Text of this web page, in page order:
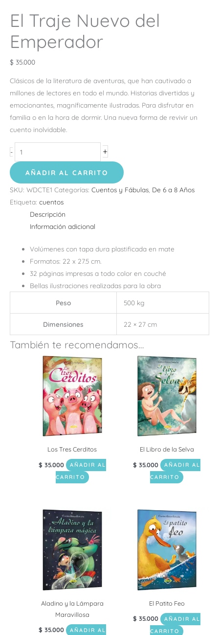
El Traje Nuevo del
Emperador
$ 35.000
Clásicos de la literatura de aventuras, que han cautivado a
millones de lectores en todo el mundo. Historias divertidas y
emocionantes, magníficamente ilustradas. Para disfrutar en
familia o en la hora de dormir. Una nueva forma de revivir un
cuento inolvidable.
- +
AÑADIR AL CARRITO
SKU: WDCTE1 Categorías: Cuentos y Fábulas, De 6 a 8 Años
Etiqueta: cuentos
Descripción
Información adicional
Volúmenes con tapa dura plastificada en mate
Formatos: 22 x 27.5 cm.
32 páginas impresas a todo color en couché
Bellas ilustraciones realizadas para la obra
Peso 500 kg
Dimensiones 22 × 27 cm
También te recomendamos…
Los Tres Cerditos
$ 35.000
AÑADIR AL
CARRITO
El Libro de la Selva
$ 35.000
AÑADIR AL
CARRITO
Aladino y la Lámpara
Maravillosa
$ 35.000
AÑADIR AL
El Patito Feo
$ 35.000
AÑADIR AL
CARRITO